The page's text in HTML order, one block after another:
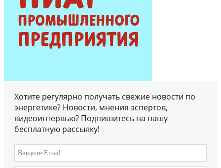
Хотите регулярно получать свежие новости по
энергетике? Новости, мнения эспертов,
видеоинтервью? Подпишитесь на нашу
бесплатную рассылку!